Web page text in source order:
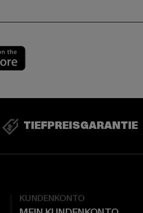
TIEFPREISGARANTIE
KUNDENKONTO